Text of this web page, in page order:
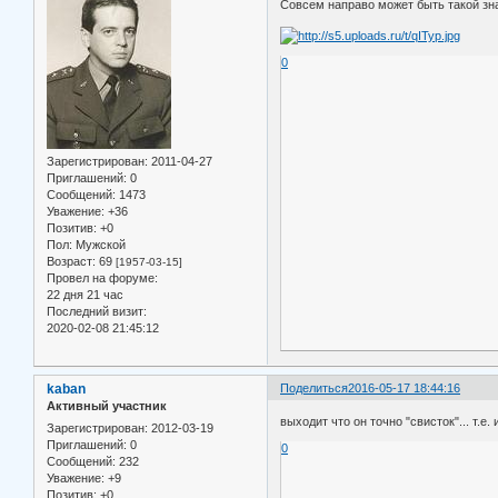
Зарегистрирован: 2011-04-27
Приглашений: 0
Сообщений: 1473
Уважение: +36
Позитив: +0
Пол: Мужской
Возраст: 69 [1957-03-15]
Провел на форуме:
22 дня 21 час
Последний визит:
2020-02-08 21:45:12
Совсем направо может быть такой
0
Поделиться2016-05-17 18:44:16
kaban
Активный участник
Зарегистрирован: 2012-03-19
Приглашений: 0
Сообщений: 232
Уважение: +9
Позитив: +0
выходит что он точно "свисток"... т.е.
0